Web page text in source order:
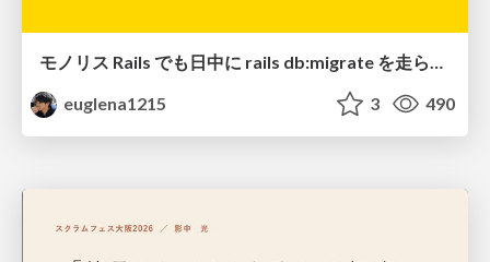
euglena1215
3 490